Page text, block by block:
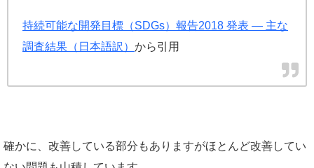
持続可能な開発目標（SDGs）報告2018 発表 — 主な
調査結果（日本語訳） から引用
確かに、改善している部分もありますがほとんど改善してい